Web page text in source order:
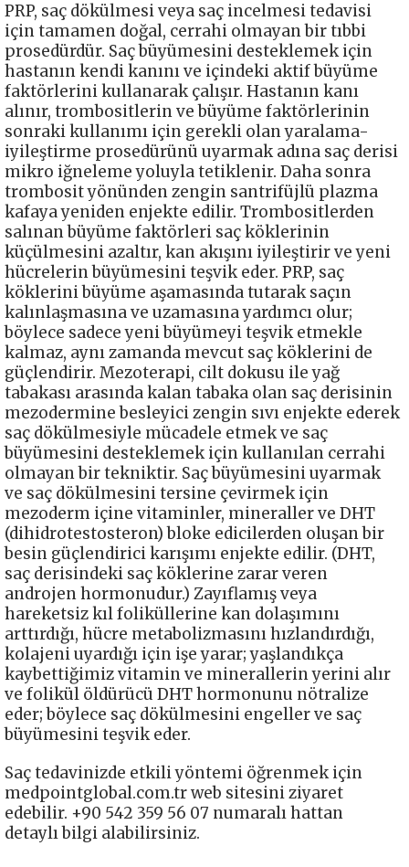
PRP, saç dökülmesi veya saç incelmesi tedavisi
için tamamen doğal, cerrahi olmayan bir tıbbi
prosedürdür. Saç büyümesini desteklemek için
hastanın kendi kanını ve içindeki aktif büyüme
faktörlerini kullanarak çalışır. Hastanın kanı
alınır, trombositlerin ve büyüme faktörlerinin
sonraki kullanımı için gerekli olan yaralama-
iyileştirme prosedürünü uyarmak adına saç derisi
mikro iğneleme yoluyla tetiklenir. Daha sonra
trombosit yönünden zengin santrifüjlü plazma
kafaya yeniden enjekte edilir. Trombositlerden
salınan büyüme faktörleri saç köklerinin
küçülmesini azaltır, kan akışını iyileştirir ve yeni
hücrelerin büyümesini teşvik eder. PRP, saç
köklerini büyüme aşamasında tutarak saçın
kalınlaşmasına ve uzamasına yardımcı olur;
böylece sadece yeni büyümeyi teşvik etmekle
kalmaz, aynı zamanda mevcut saç köklerini de
güçlendirir. Mezoterapi, cilt dokusu ile yağ
tabakası arasında kalan tabaka olan saç derisinin
mezodermine besleyici zengin sıvı enjekte ederek
saç dökülmesiyle mücadele etmek ve saç
büyümesini desteklemek için kullanılan cerrahi
olmayan bir tekniktir. Saç büyümesini uyarmak
ve saç dökülmesini tersine çevirmek için
mezoderm içine vitaminler, mineraller ve DHT
(dihidrotestosteron) bloke edicilerden oluşan bir
besin güçlendirici karışımı enjekte edilir. (DHT,
saç derisindeki saç köklerine zarar veren
androjen hormonudur.) Zayıflamış veya
hareketsiz kıl foliküllerine kan dolaşımını
arttırdığı, hücre metabolizmasını hızlandırdığı,
kolajeni uyardığı için işe yarar; yaşlandıkça
kaybettiğimiz vitamin ve minerallerin yerini alır
ve folikül öldürücü DHT hormonunu nötralize
eder; böylece saç dökülmesini engeller ve saç
büyümesini teşvik eder.
Saç tedavinizde etkili yöntemi öğrenmek için
medpointglobal.com.tr web sitesini ziyaret
edebilir. +90 542 359 56 07 numaralı hattan
detaylı bilgi alabilirsiniz.